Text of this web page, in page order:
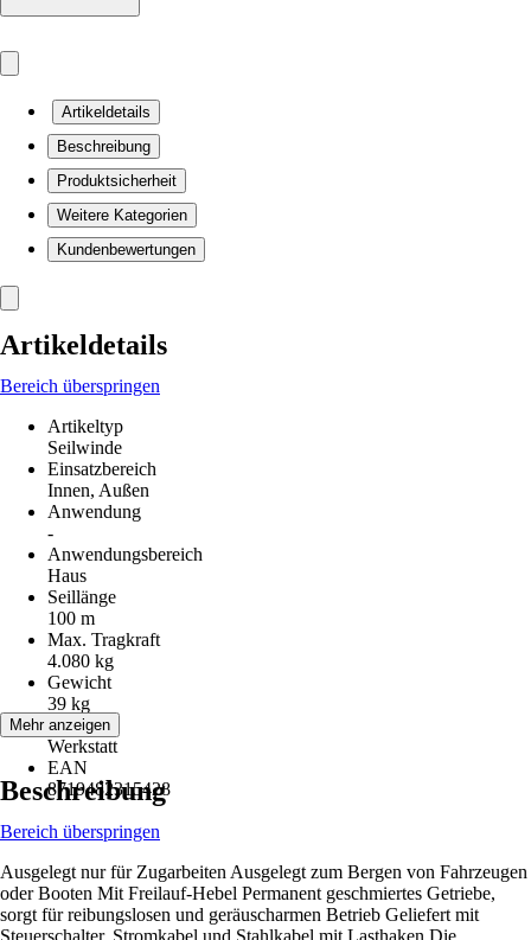
Artikeldetails
Beschreibung
Produktsicherheit
Weitere Kategorien
Kundenbewertungen
Artikeldetails
Bereich überspringen
Artikeltyp
Seilwinde
Einsatzbereich
Innen, Außen
Anwendung
-
Anwendungsbereich
Haus
Seillänge
100 m
Max. Tragkraft
4.080 kg
Gewicht
39 kg
Räume
Werkstatt
EAN
8719482315428
Mehr anzeigen
Beschreibung
Bereich überspringen
Ausgelegt nur für Zugarbeiten Ausgelegt zum Bergen von Fahrzeugen
oder Booten Mit Freilauf-Hebel Permanent geschmiertes Getriebe,
sorgt für reibungslosen und geräuscharmen Betrieb Geliefert mit
Steuerschalter, Stromkabel und Stahlkabel mit Lasthaken Die